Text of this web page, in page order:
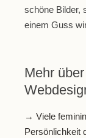
schöne Bilder,
einem Guss
Mehr
→ Viele
Persönlichkeit